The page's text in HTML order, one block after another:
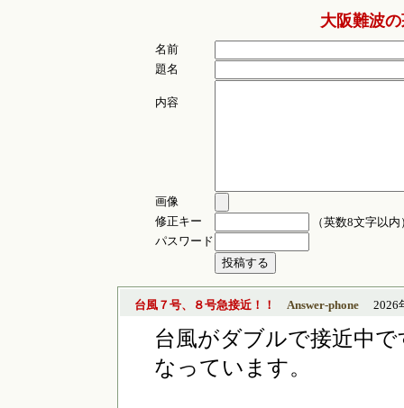
大阪難波
名前
題名
内容
画像
修正キー
（英数8文字以内
パスワード
台風７号、８号急接近！！ Answer-phone 2026
台風がダブルで接近中
なっています。